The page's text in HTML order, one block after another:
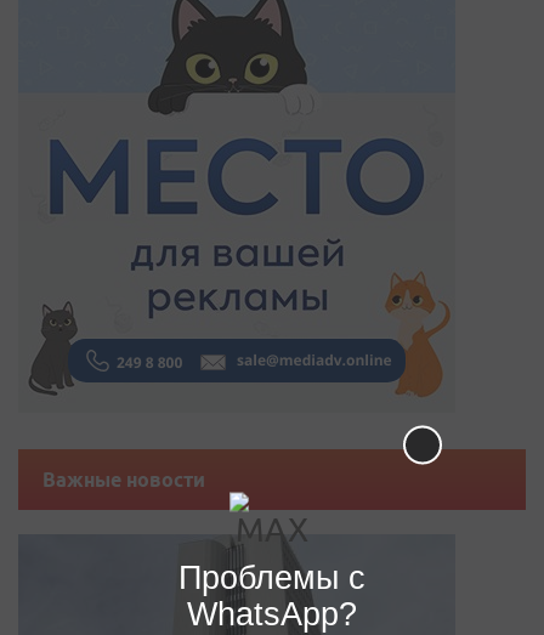
Важные новости
Проблемы с
WhatsApp?